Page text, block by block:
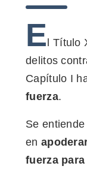
El Título
delitos
Capítulo I
fuerza.
Se
en
fuerza